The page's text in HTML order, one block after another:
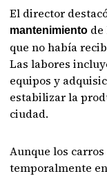
El director
mantenimiento
que no había
Las labores
equipos y
estabilizar la
ciudad.
Aunque los
temporalmente